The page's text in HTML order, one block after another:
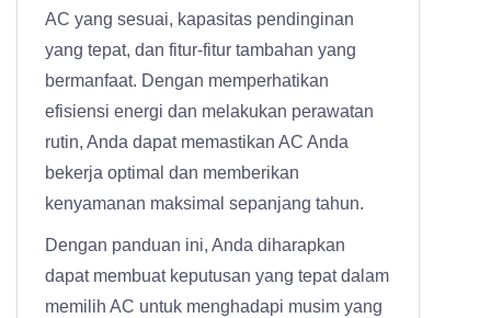
AC yang sesuai, kapasitas pendinginan
yang tepat, dan fitur-fitur tambahan yang
bermanfaat. Dengan memperhatikan
efisiensi energi dan melakukan perawatan
rutin, Anda dapat memastikan AC Anda
bekerja optimal dan memberikan
kenyamanan maksimal sepanjang tahun.
Dengan panduan ini, Anda diharapkan
dapat membuat keputusan yang tepat dalam
memilih AC untuk menghadapi musim yang